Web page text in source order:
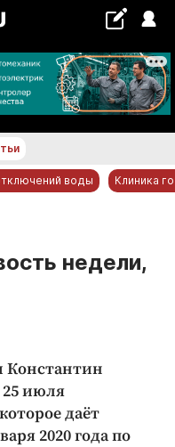
°С
воды Клиника
недели,
Константин
июля
даёт
2020 года по